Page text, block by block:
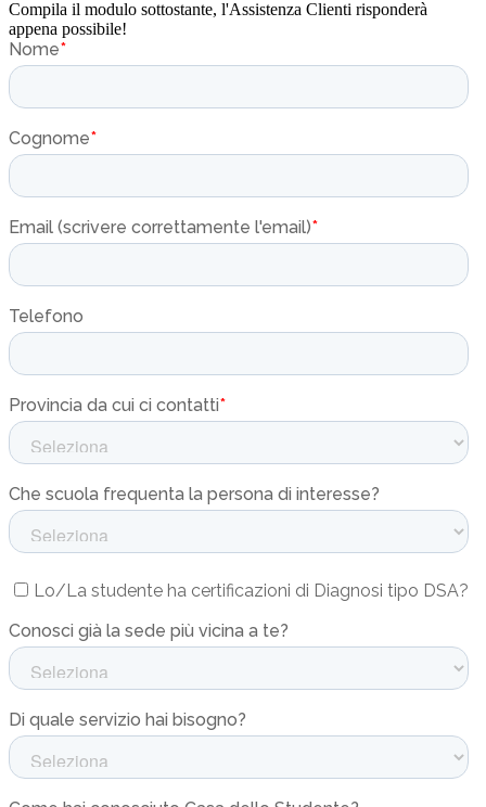
Compila il modulo sottostante, l'Assistenza Clienti risponderà
appena possibile!